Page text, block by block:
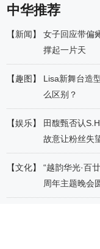
中华推荐
【新闻】
女子回应带偏
撑起一片天
【趣图 】
Lisa新舞台造
么区别？
【娱乐】
田馥甄否认
故意让粉丝失
【文化】
“越韵华光·百
周年主题晚会